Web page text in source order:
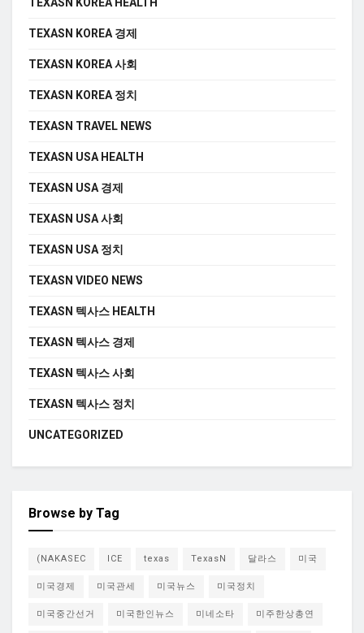
TEXASN KOREA 경제
TEXASN KOREA 사회
TEXASN KOREA 정치
TEXASN TRAVEL NEWS
TEXASN USA HEALTH
TEXASN USA 경제
TEXASN USA 사회
TEXASN USA 정치
TEXASN VIDEO NEWS
TEXASN 텍사스 HEALTH
TEXASN 텍사스 경제
TEXASN 텍사스 사회
TEXASN 텍사스 정치
UNCATEGORIZED
Browse by Tag
(NAKASEC ICE texas TexasN 달라스 미국
미국경제 미국관세 미국뉴스 미국정치
미국중간선거 미국한인뉴스 미네소타 미주한상총연